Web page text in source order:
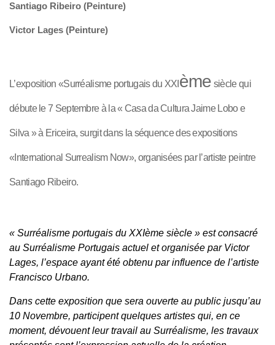
Santiago Ribeiro (Peinture)
Victor Lages (Peinture)
L’exposition «Surréalisme portugais du XXI ème siècle qui
débute le 7 Septembre à la « Casa da Cultura Jaime Lobo e
Silva » à Ericeira, surgit dans la séquence des expositions
«International Surrealism Now», organisées par l’artiste peintre
Santiago Ribeiro.
« Surréalisme portugais du XXIème siècle » est consacré
au Surréalisme Portugais actuel et organisée par Victor
Lages, l’espace ayant été obtenu par influence de l’artiste
Francisco Urbano.
Dans cette exposition que sera ouverte au public jusqu’au
10 Novembre, participent quelques artistes qui, en ce
moment, dévouent leur travail au Surréalisme, les travaux